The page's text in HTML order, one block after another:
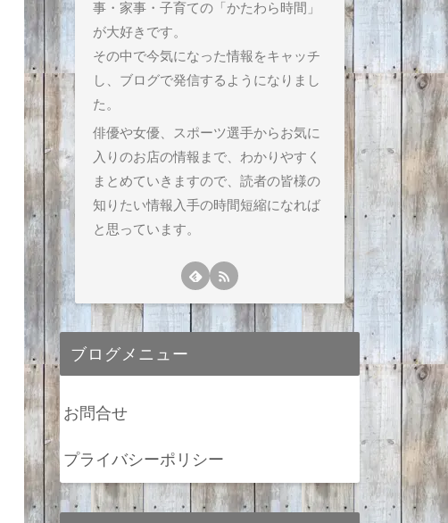
事・家事・子育ての「かたわら時間」
が大好きです。
その中で今気になった情報をキャッチ
し、ブログで発信するようになりまし
た。
俳優や女優、スポーツ選手からお気に
入りのお店の情報まで、わかりやすく
まとめていきますので、読者の皆様の
知りたい情報入手の時間短縮になれば
と思っています。
ブログメニュー
お問合せ
プライバシーポリシー